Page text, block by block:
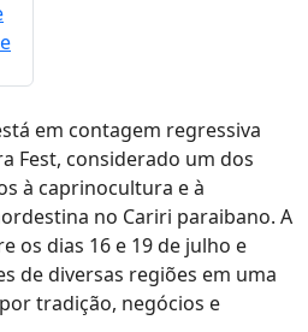
em contagem regressiva
Fest, considerado um dos
à caprinocultura e à
no Cariri paraibano. A
os dias 16 e 19 de julho e
de diversas regiões em uma
tradição, negócios e